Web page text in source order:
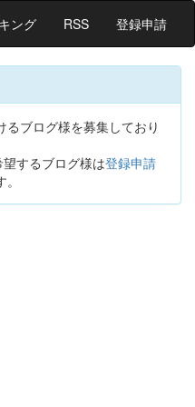
ング RSS 登録申請
ブログ様を募集しており
するブログ様は登録申請